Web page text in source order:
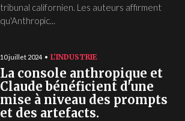
tribunal californien. Les auteurs affirment
qu'Anthropic...
10 juillet 2024 L'INDUSTRIE
La console anthropique et
Claude bénéficient d'une
mise à niveau des prompts
et des artefacts.